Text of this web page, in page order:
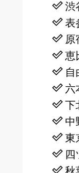
渋
表
原
恵
自
六
下
中
東
四